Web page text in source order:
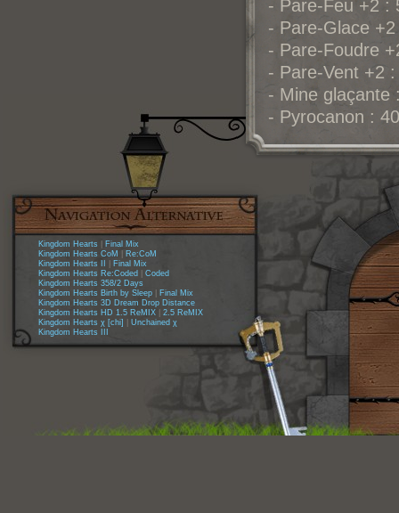
- Pare-Feu +2 :
- Pare-Glace
- Pare-Foudre
- Pare-Vent +2
- Mine glaçante
- Pyrocanon :
Kingdom Hearts
Final Mix
Kingdom Hearts CoM
Re:CoM
Kingdom Hearts II
Final Mix
Kingdom Hearts Re:Coded
Coded
Kingdom Hearts 358/2 Days
Kingdom Hearts Birth by Sleep
Final Mix
Kingdom Hearts 3D Dream Drop Distance
Kingdom Hearts HD 1.5 ReMIX
2.5 ReMIX
Kingdom Hearts χ [chi]
Unchained χ
Kingdom Hearts III